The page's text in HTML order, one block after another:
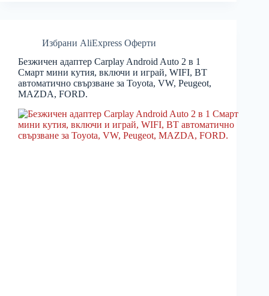
Избрани AliExpress Оферти
Безжичен адаптер Carplay Android Auto 2 в 1
Смарт мини кутия, включи и играй, WIFI, BT
автоматично свързване за Toyota, VW, Peugeot,
MAZDA, FORD.